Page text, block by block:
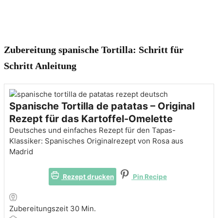
Zubereitung spanische Tortilla: Schritt für
Schritt Anleitung
Spanische Tortilla de patatas – Original
Rezept für das Kartoffel-Omelette
Deutsches und einfaches Rezept für den Tapas-
Klassiker: Spanisches Originalrezept von Rosa aus
Madrid
Rezept drucken Pin Recipe
Zubereitungszeit 30Minuten
Min.